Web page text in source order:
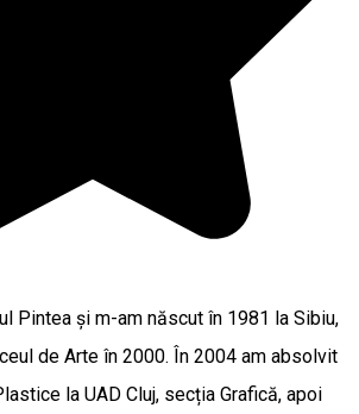
Pintea și m-am născut în 1981 la Sibiu,
de Arte în 2000. În 2004 am absolvit
la UAD Cluj, secția Grafică, apoi